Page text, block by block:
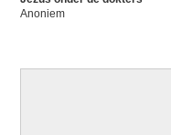
Anoniem